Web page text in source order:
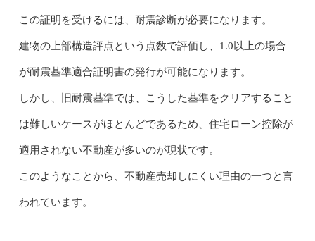
この証明を受けるには、耐震診断が必要になります。
建物の上部構造評点という点数で評価し、1.0以上の場合
が耐震基準適合証明書の発行が可能になります。
しかし、旧耐震基準では、こうした基準をクリアすること
は難しいケースがほとんどであるため、住宅ローン控除が
適用されない不動産が多いのが現状です。
このようなことから、不動産売却しにくい理由の一つと言
われています。